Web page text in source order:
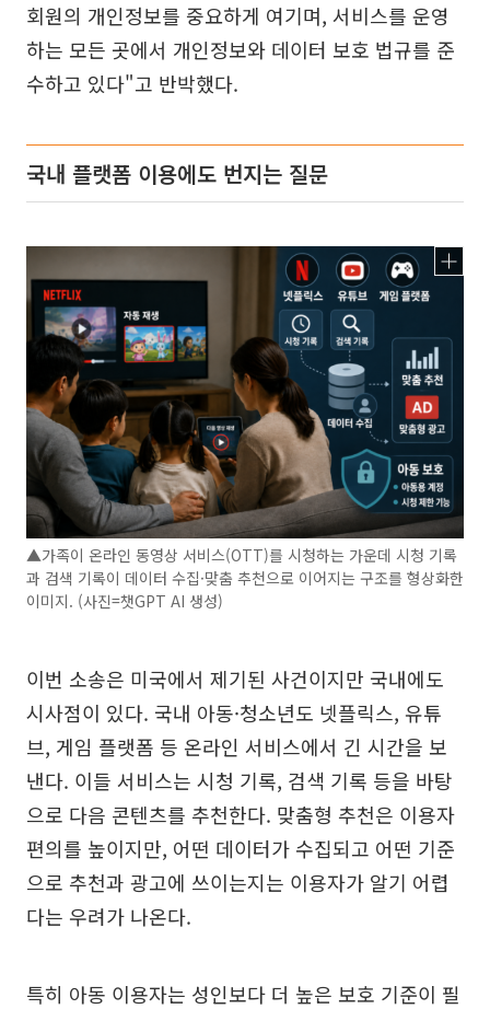
회원의 개인정보를 중요하게 여기며, 서비스를 운영
하는 모든 곳에서 개인정보와 데이터 보호 법규를 준
수하고 있다"고 반박했다.
국내 플랫폼 이용에도 번지는 질문
▲가족이 온라인 동영상 서비스(OTT)를 시청하는 가운데 시청 기록
과 검색 기록이 데이터 수집·맞춤 추천으로 이어지는 구조를 형상화한
이미지. (사진=챗GPT AI 생성)
이번 소송은 미국에서 제기된 사건이지만 국내에도
시사점이 있다. 국내 아동·청소년도 넷플릭스, 유튜
브, 게임 플랫폼 등 온라인 서비스에서 긴 시간을 보
낸다. 이들 서비스는 시청 기록, 검색 기록 등을 바탕
으로 다음 콘텐츠를 추천한다. 맞춤형 추천은 이용자
편의를 높이지만, 어떤 데이터가 수집되고 어떤 기준
으로 추천과 광고에 쓰이는지는 이용자가 알기 어렵
다는 우려가 나온다.
특히 아동 이용자는 성인보다 더 높은 보호 기준이 필